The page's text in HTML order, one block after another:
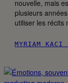
nouvelle, mais
plusieurs
utiliser les
MYRIAM KACI